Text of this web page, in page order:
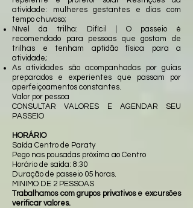
atividade: mulheres gestantes e dias com
tempo chuvoso;
Nível da trilha: Difícil | O passeio é
recomendado para pessoas que gostam de
trilhas e tenham aptidão física para a
atividade;
As atividades são acompanhadas por guias
preparados e experientes que passam por
aperfeiçoamentos constantes.
Valor por pessoa
CONSULTAR VALORES E AGENDAR SEU
PASSEIO
HORÁRIO
Saída Centro de Paraty
Pego nas pousadas próxima ao Centro
Horário de saída: 8:30
Duração de passeio 05 horas.
MINIMO DE 2 PESSOAS
Trabalhamos com grupos privativos e excursões
verificar valores.